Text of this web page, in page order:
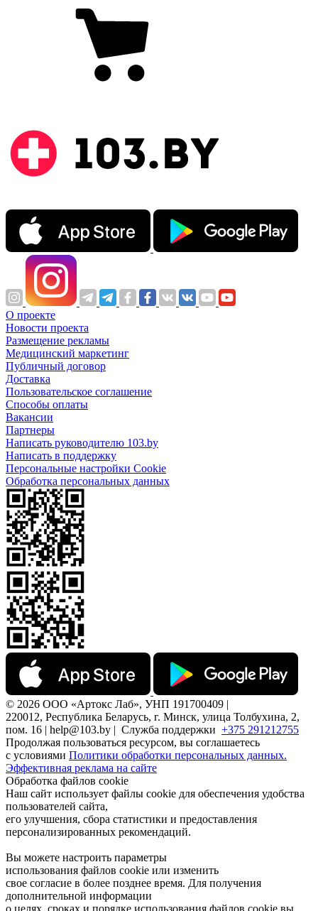
О проекте
Новости проекта
Размещение рекламы
Медицинский маркетинг
Публичный договор
Доставка
Пользовательское соглашение
Способы оплаты
Вакансии
Партнеры
Написать руководителю 103.by
Написать в поддержку
Персональные настройки Cookie
Обработка персональных данных
© 2026 ООО «Артокс Лаб», УНП 191700409 |
220012, Республика Беларусь, г. Минск, улица Толбухина, 2,
пом. 16 | help@103.by | Служба поддержки +375 291212755
Продолжая пользоваться ресурсом, вы соглашаетесь
с условиями Политики обработки персональных данных.
Эффективная реклама на сайте
Обработка файлов cookie
Наш сайт использует файлы cookie для обеспечения удобства
пользователей сайта,
его улучшения, сбора статистики и предоставления
персонализированных рекомендаций.
Вы можете настроить параметры
использования файлов cookie или изменить
свое согласие в более позднее время. Для получения
дополнительной информации
о целях, сроках и порядке использования файлов cookie вы